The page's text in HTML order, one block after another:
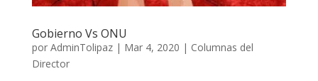
Gobierno Vs ONU
por AdminTolipaz| Mar 4, 2020 | Columnas del
Director